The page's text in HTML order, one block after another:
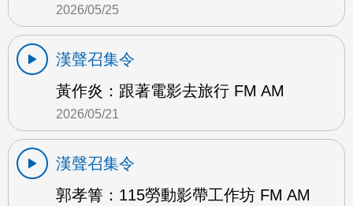
2026/05/25
漢聲召集令
黃作炎：跟著電影去旅行 FM AM
2026/05/21
漢聲召集令
郭孝箐：115勞動影帶工作坊 FM AM